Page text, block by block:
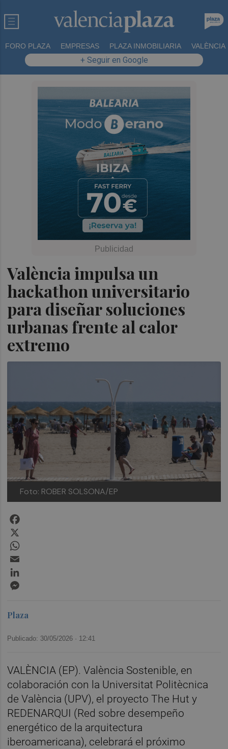
FORO PLAZA EMPRESAS PLAZA INMOBILIARIA VALÈNCIA
+ Seguir en Google
València impulsa un
hackathon universitario
para diseñar soluciones
urbanas frente al calor
extremo
Foto: ROBER SOLSONA/EP
Plaza
Publicado: 30/05/2026 · 12:41
VALÈNCIA (EP). València Sostenible, en
colaboración con la Universitat Politècnica
de València (UPV), el proyecto The Hut y
REDENARQUI (Red sobre desempeño
energético de la arquitectura
iberoamericana), celebrará el próximo